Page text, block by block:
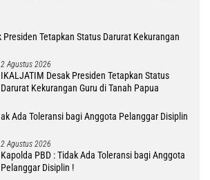
2 Agustus 2026
IKALJATIM Desak Presiden Tetapkan Status
Darurat Kekurangan Guru di Tanah Papua
2 Agustus 2026
Kapolda PBD : Tidak Ada Toleransi bagi Anggota
Pelanggar Disiplin !